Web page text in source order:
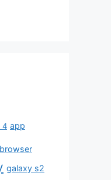
4 app
browser
galaxy s2